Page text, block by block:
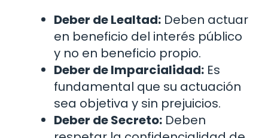
Deber de Lealtad: Deben actuar
en beneficio del interés público
y no en beneficio propio.
Deber de Imparcialidad: Es
fundamental que su actuación
sea objetiva y sin prejuicios.
Deber de Secreto: Deben